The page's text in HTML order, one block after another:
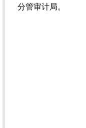
分管审计局。